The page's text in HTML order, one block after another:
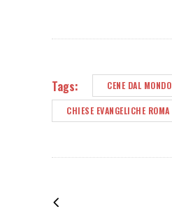
Tags: CENE DAL MONDO
CHIESE EVANGELICHE ROMA